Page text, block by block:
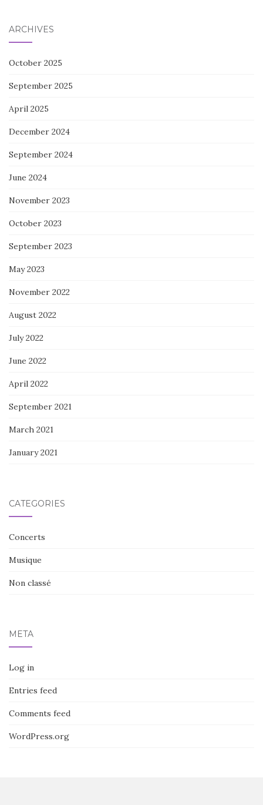
ARCHIVES
October 2025
September 2025
April 2025
December 2024
September 2024
June 2024
November 2023
October 2023
September 2023
May 2023
November 2022
August 2022
July 2022
June 2022
April 2022
September 2021
March 2021
January 2021
CATEGORIES
Concerts
Musique
Non classé
META
Log in
Entries feed
Comments feed
WordPress.org